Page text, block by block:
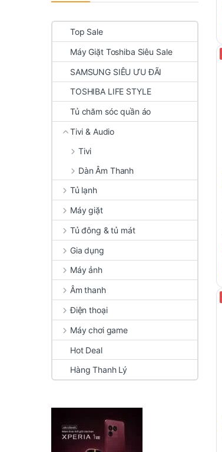
Top Sale
Máy Giặt Toshiba Siêu Sale
SAMSUNG SIÊU ƯU ĐÃI
TOSHIBA LIFE STYLE
Tủ chăm sóc quần áo
Tivi & Audio
Tivi
Dàn Âm Thanh
Tủ lạnh
Máy giặt
Tủ đông & tủ mát
Gia dụng
Máy ảnh
Âm thanh
Điện thoại
Máy chơi game
Hot Deal
Hàng Thanh Lý